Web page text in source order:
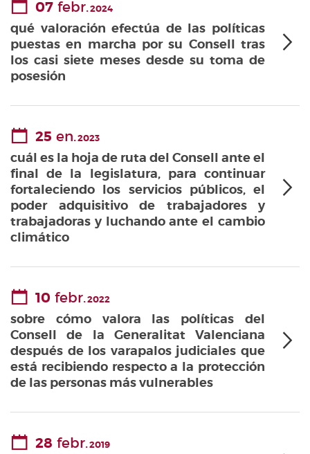
07 febr.2024
qué valoración efectúa de las políticas
puestas en marcha por su Consell tras
los casi siete meses desde su toma de
posesión
25 en.2023
cuál es la hoja de ruta del Consell ante el
final de la legislatura, para continuar
fortaleciendo los servicios públicos, el
poder adquisitivo de trabajadores y
trabajadoras y luchando ante el cambio
climático
10 febr.2022
sobre cómo valora las políticas del
Consell de la Generalitat Valenciana
después de los varapalos judiciales que
está recibiendo respecto a la protección
de las personas más vulnerables
28 febr.2019